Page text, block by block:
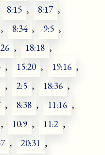
8:15 , 8:17 ,
, 8:34 , 9:5 ,
, 18:18 ,
, 15:20 , 19:16 ,
, 2:5 , 18:36 ,
, 8:38 , 11:16 ,
, 10:9 , 11:2 ,
, 20:31 ,